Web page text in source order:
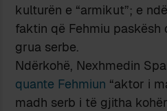
kulturën e “armikut”; e
faktin që Fehmiu paskësh
grua serbe.
Ndërkohë, Nexhmedin
quante Fehmiun “aktor i
madh serb i të gjitha